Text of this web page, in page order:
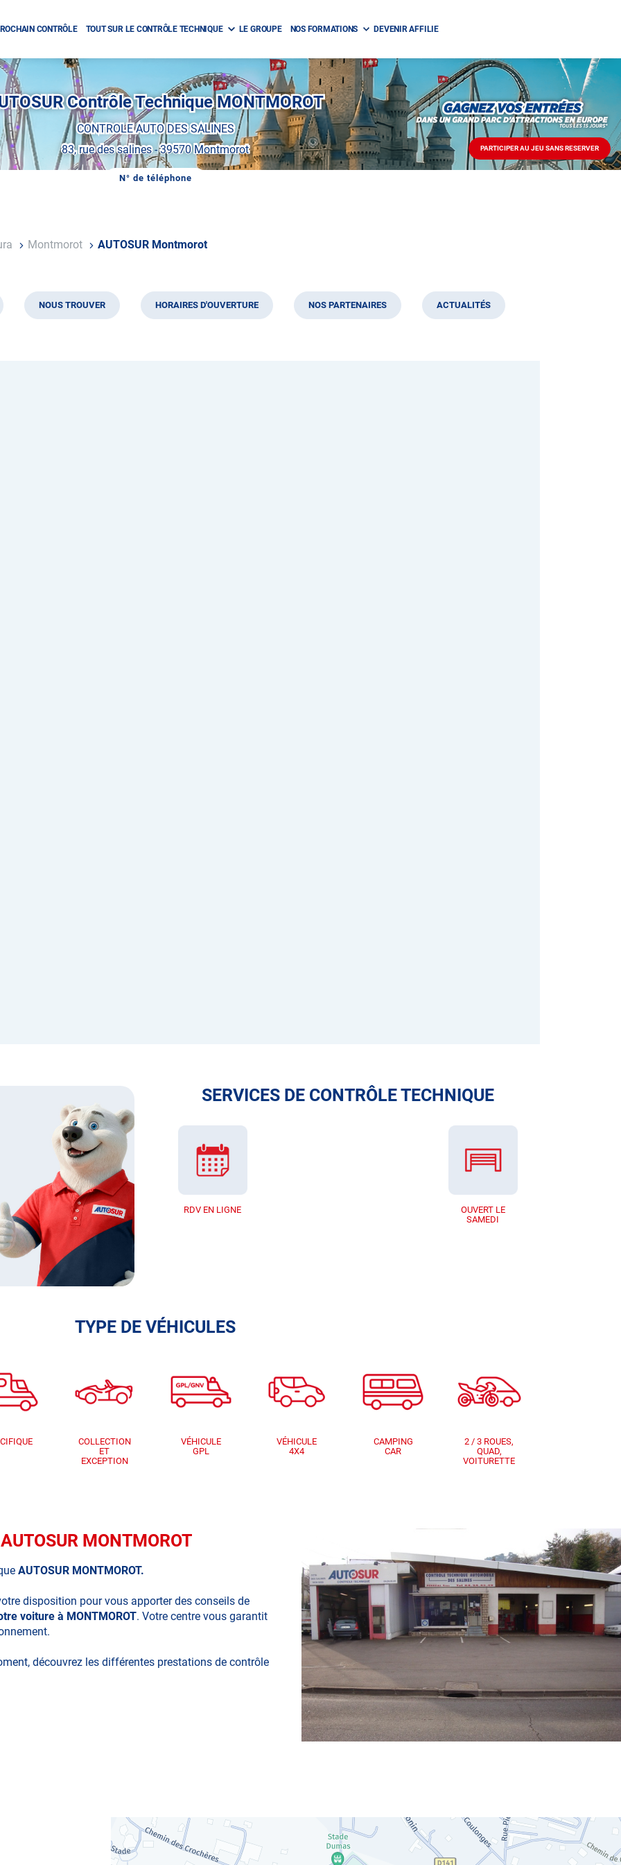
CONTRÔLE TOUT SUR LE CONTRÔLE TECHNIQUE LE GROUPE NOS FORMATIONS DEVENIR AFFILIE
PARTICIPER AU JEU SANS RESERVER
PARTICIPER
AU
JEU
Contrôle Technique MONTMOROT
CONTROLE AUTO DES SALINES
83, rue des salines-39570 Montmorot
N° de téléphone
AFFICHER
CENTRE
Montmorot AUTOSUR Montmorot
NOUS TROUVER HORAIRES D'OUVERTURE NOS PARTENAIRES ACTUALITÉS
SERVICES DE CONTRÔLE TECHNIQUE
RDV EN LIGNE
OUVERT LE
SAMEDI
TYPE DE VÉHICULES
COLLECTION
ET
EXCEPTION
VÉHICULE
GPL
VÉHICULE
4X4
CAMPING
CAR
2 / 3 ROUES,
QUAD,
VOITURETTE
MONTMOROT
AUTOSUR MONTMOROT.
disposition pour vous apporter des conseils de
voiture à MONTMOROT. Votre centre vous garantit
découvrez les différentes prestations de contrôle
3 roues, quad, voiturette, voiture sans permis)